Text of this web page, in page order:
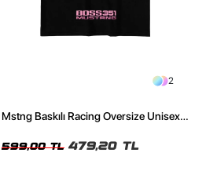
2
Mstng Baskılı Racing Oversize Unisex
599,00 TL 479,20 TL